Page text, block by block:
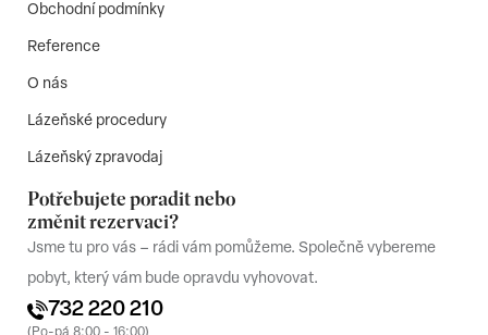
Obchodní podmínky
Reference
O nás
Lázeňské procedury
Lázeňský zpravodaj
Potřebujete poradit nebo
změnit rezervaci?
Jsme tu pro vás – rádi vám pomůžeme. Společně vybereme
pobyt, který vám bude opravdu vyhovovat.
732 220 210